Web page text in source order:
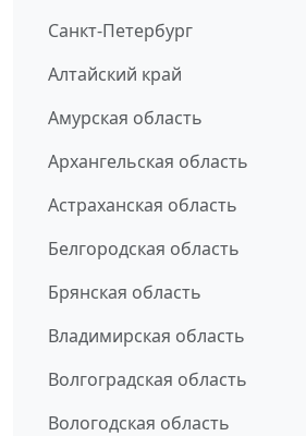
Санкт-Петербург
Алтайский край
Амурская область
Архангельская область
Астраханская область
Белгородская область
Брянская область
Владимирская область
Волгоградская область
Вологодская область